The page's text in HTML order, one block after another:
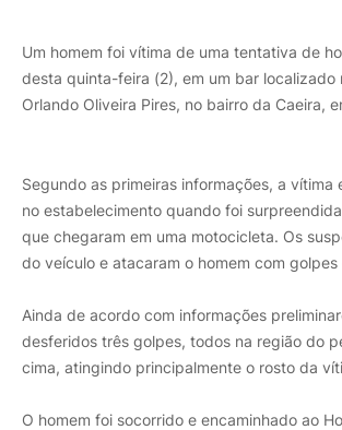
Um homem foi vítima de uma tentativa de
desta quinta-feira (2), em um bar localizado
Orlando Oliveira Pires, no bairro da Caeira,
Segundo as primeiras informações, a vítima
no estabelecimento quando foi
que chegaram em uma motocicleta. Os
do veículo e atacaram o homem com
Ainda de acordo com informações
desferidos três golpes, todos na região do
cima, atingindo principalmente o rosto da
O homem foi socorrido e encaminhado ao